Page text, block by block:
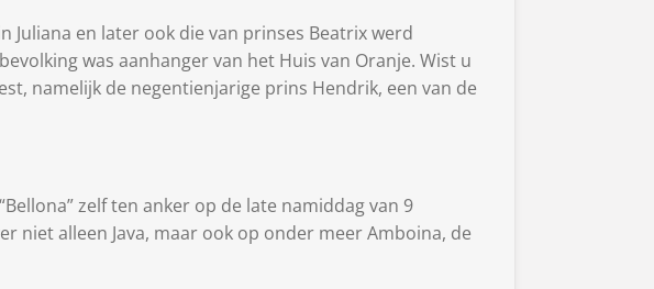
Juliana en later ook die van prinses Beatrix werd
was aanhanger van het Huis van Oranje. Wist u
namelijk de negentienjarige prins Hendrik, een van de
zelf ten anker op de late namiddag van 9
niet alleen Java, maar ook op onder meer Amboina, de